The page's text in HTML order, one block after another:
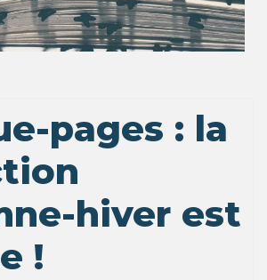
pages : la
hiver est
!